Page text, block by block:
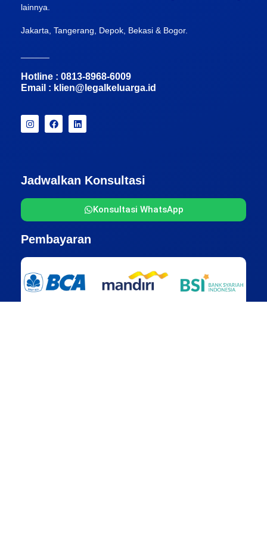
lainnya.
Jakarta, Tangerang, Depok, Bekasi & Bogor.
Hotline : 0813-8968-6009
Email : klien@legalkeluarga.id
Jadwalkan Konsultasi
Konsultasi WhatsApp
Pembayaran